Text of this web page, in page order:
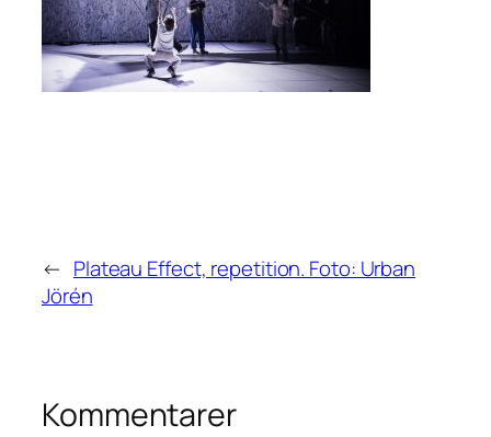
← Plateau Effect, repetition. Foto: Urban
Jörén
Kommentarer